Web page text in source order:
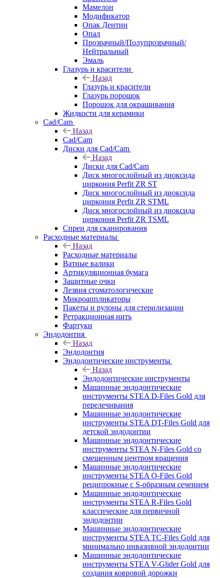
Мамелон
Модификатор
Опак Дентин
Опал
Прозрачный/Полупрозрачный/
Нейтральный
Эмаль
Глазурь и красители
Назад
Глазурь и красители
Глазурь порошок
Порошок для окрашивания
Жидкости для керамики
Cad/Cam
Назад
Cad/Cam
Диски для Cad/Cam
Назад
Диски для Cad/Cam
Диск многослойный из диоксида
циркония Perfit ZR ST
Диск многослойный из диоксида
циркония Perfit ZR STML
Диск многослойный из диоксида
циркония Perfit ZR TSML
Спреи для сканирования
Расходные материалы
Назад
Расходные материалы
Ватные валики
Артикуляционная бумага
Защитные очки
Лезвия стоматологические
Микроаппликаторы
Пакеты и рулоны для стерилизации
Ретракционная нить
Фартуки
Эндодонтия
Назад
Эндодонтия
Эндодонтические инструменты
Назад
Эндодонтические инструменты
Машинные эндодонтические
инструменты STEA D-Files Gold для
перелечивания
Машинные эндодонтические
инструменты STEA DT-Files Gold для
детской эндодонтии
Машинные эндодонтические
инструменты STEA N-Files Gold со
смещенным центром вращения
Машинные эндодонтические
инструменты STEA O-Files Gold
реципрокные с S-образным сечением
Машинные эндодонтические
инструменты STEA R-Files Gold
классические для первичной
эндодонтии
Машинные эндодонтические
инструменты STEA TC-Files Gold для
минимально инвазивной эндодонтии
Машинные эндодонтические
инструменты STEA V-Glider Gold для
создания ковровой дорожки